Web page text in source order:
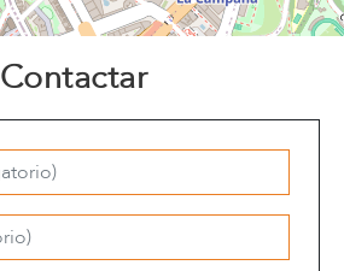
Contactar